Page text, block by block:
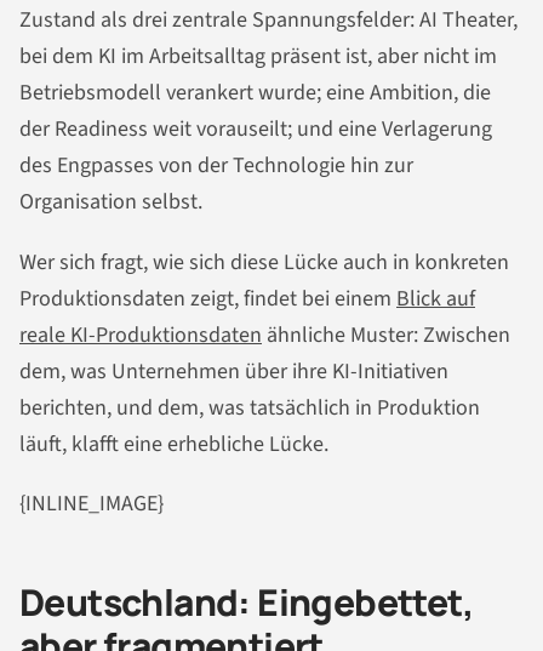
Zustand als drei zentrale Spannungsfelder: AI Theater,
bei dem KI im Arbeitsalltag präsent ist, aber nicht im
Betriebsmodell verankert wurde; eine Ambition, die
der Readiness weit vorauseilt; und eine Verlagerung
des Engpasses von der Technologie hin zur
Organisation selbst.
Wer sich fragt, wie sich diese Lücke auch in konkreten
Produktionsdaten zeigt, findet bei einem Blick auf
reale KI-Produktionsdaten ähnliche Muster: Zwischen
dem, was Unternehmen über ihre KI-Initiativen
berichten, und dem, was tatsächlich in Produktion
läuft, klafft eine erhebliche Lücke.
{INLINE_IMAGE}
Deutschland: Eingebettet,